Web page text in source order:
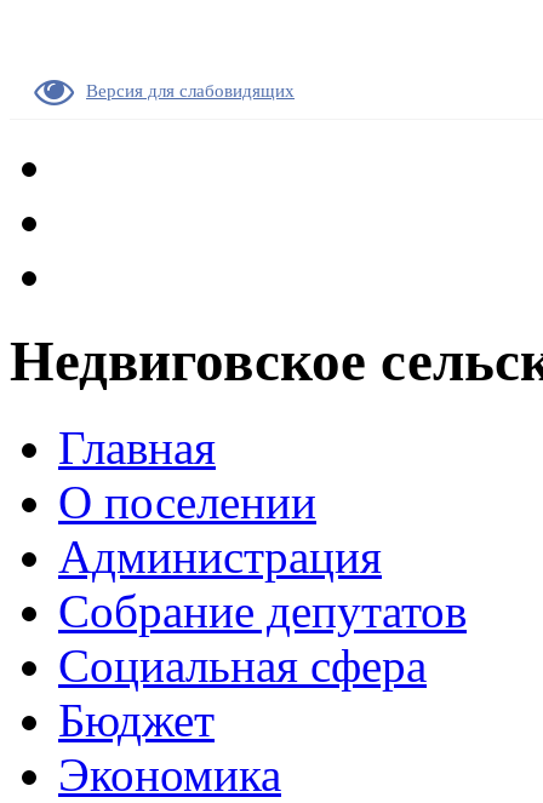
Версия для слабовидящих
Недвиговское
Главная
О поселении
Администрация
Собрание депутатов
Социальная сфера
Бюджет
Экономика